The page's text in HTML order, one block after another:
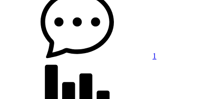
1